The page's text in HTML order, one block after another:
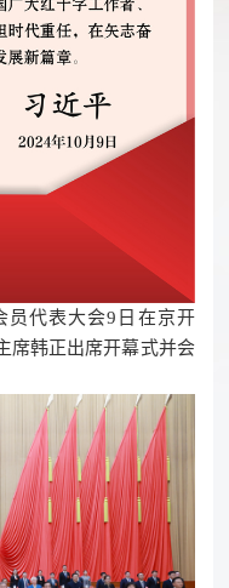
员代表大会9日在京开
席韩正出席开幕式并会